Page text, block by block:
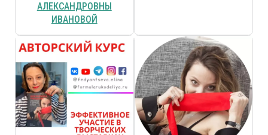
АЛЕКСАНДРОВНЫ
ИВАНОВОЙ